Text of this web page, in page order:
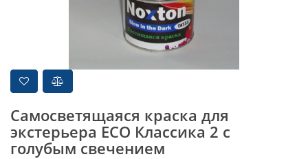
Самосветящаяся краска для
экстерьера ECO Классика 2 с
голубым свечением